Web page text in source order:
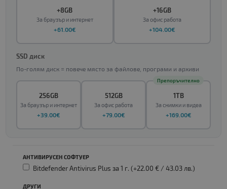
+8GB
За браузър и интернет
+61.00€
+16GB
За офис работа
+104.00€
SSD диск
По-голям диск = повече място за файлове, програми и архиви
256GB
За браузър и интернет
+39.00€
512GB
За офис работа
+79.00€
1TB
За снимки и видеа
+169.00€
Препоръчително
АНТИВИРУСЕН СОФТУЕР
Bitdefender Antivirus Plus за 1 г. (+22.00 € / 43.03 лв.)
ДРУГИ